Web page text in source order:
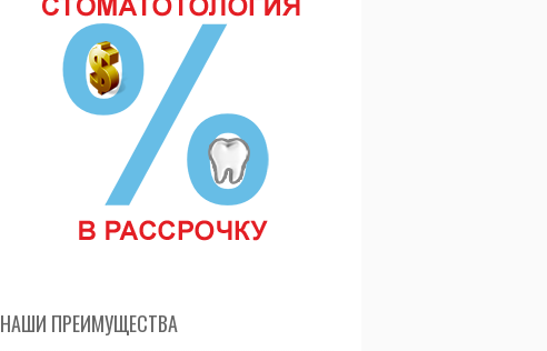
НАШИ ПРЕИМУЩЕСТВА